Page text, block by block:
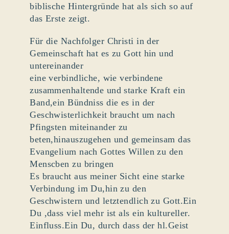
biblische Hintergründe hat als sich so auf
das Erste zeigt.
Für die Nachfolger Christi in der
Gemeinschaft hat es zu Gott hin und
untereinander
eine verbindliche, wie verbindene
zusammenhaltende und starke Kraft ein
Band,ein Bündniss die es in der
Geschwisterlichkeit braucht um nach
Pfingsten miteinander zu
beten,hinauszugehen und gemeinsam das
Evangelium nach Gottes Willen zu den
Menscben zu bringen
Es braucht aus meiner Sicht eine starke
Verbindung im Du,hin zu den
Geschwistern und letztendlich zu Gott.Ein
Du ,dass viel mehr ist als ein kultureller.
Einfluss.Ein Du, durch dass der hl.Geist